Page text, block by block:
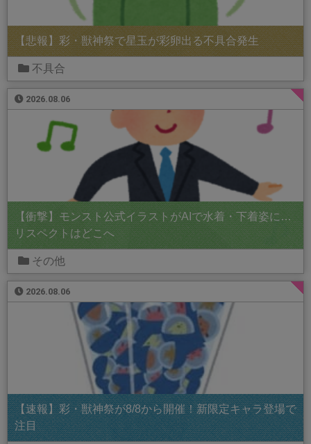
【悲報】彩・獣神祭で星玉が彩卵出る不具合発生
不具合
2026.08.06
【衝撃】モンスト公式イラストがAIで水着・下着姿に…
リスペクトはどこへ
その他
2026.08.06
【速報】彩・獣神祭が8/8から開催！新限定キャラ登場で
注目